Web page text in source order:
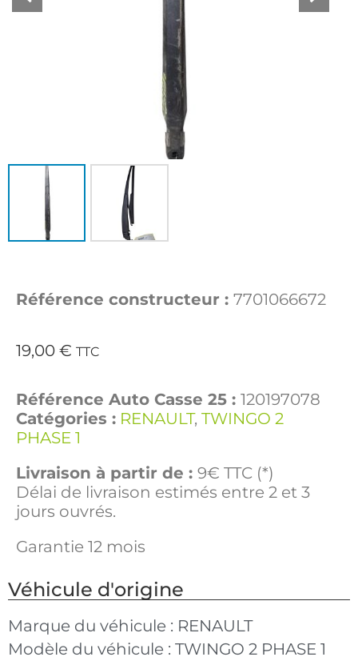
Référence constructeur : 7701066672
19,00 € TTC
Référence Auto Casse 25 : 120197078
Catégories : RENAULT, TWINGO 2
PHASE 1
Livraison à partir de : 9€ TTC (*)
Délai de livraison estimés entre 2 et 3
jours ouvrés.
Garantie 12 mois
Véhicule d'origine
Marque du véhicule : RENAULT
Modèle du véhicule : TWINGO 2 PHASE 1